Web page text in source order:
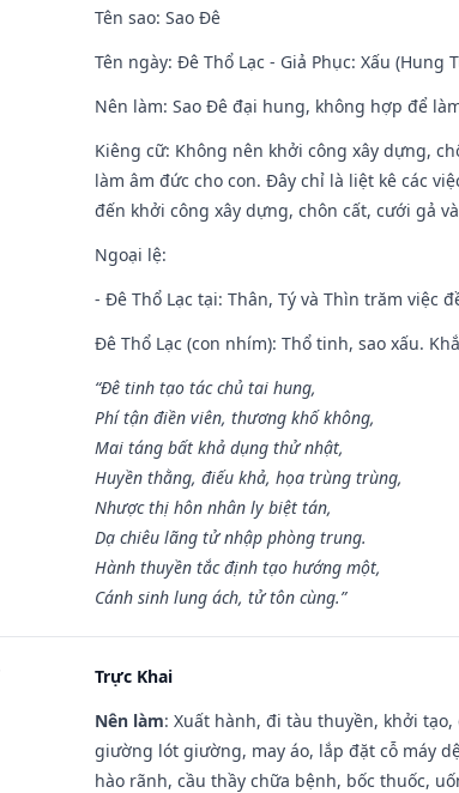
Tên sao: Sao Đê
Tên ngày: Đê Thổ Lạc - Giả Phục: Xấu
Nên làm: Sao Đê đại hung, không hợp để
Kiêng cữ: Không nên khởi công xây dựng,
làm âm đức cho con. Đây chỉ là liệt kê các
đến khởi công xây dựng, chôn cất, cưới gả
Ngoại lệ:
- Đê Thổ Lạc tại: Thân, Tý và Thìn trăm việc
Đê Thổ Lạc (con nhím): Thổ tinh, sao xấu.
“Đê tinh tạo tác chủ tai hung,
Phí tận điền viên, thương khố không,
Mai táng bất khả dụng thử nhật,
Huyền thằng, điếu khả, họa trùng trùng,
Nhược thị hôn nhân ly biệt tán,
Dạ chiêu lãng tử nhập phòng trung.
Hành thuyền tắc định tạo hướng một,
Cánh sinh lung ách, tử tôn cùng.”
Trực Khai
Nên làm: Xuất hành, đi tàu thuyền, khởi
giường lót giường, may áo, lắp đặt cỗ máy
hào rãnh, cầu thầy chữa bệnh, bốc thuốc,